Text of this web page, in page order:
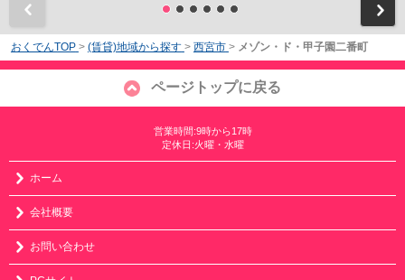
おくでんTOP > (賃貸)地域から探す > 西宮市 > メゾン・ド・甲子園二番町
ページトップに戻る
営業時間:9時から17時
定休日:火曜・水曜
ホーム
会社概要
お問い合わせ